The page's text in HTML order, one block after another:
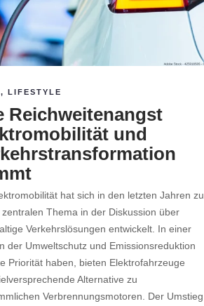
, LIFESTYLE
Reichweitenangst
und
hat sich in den letzten Jahren zu
Thema in der Diskussion über
Verkehrslösungen entwickelt. In einer
der Umweltschutz und Emissionsreduktion
Priorität haben, bieten Elektrofahrzeuge
Alternative zu
Verbrennungsmotoren. Der Umstieg